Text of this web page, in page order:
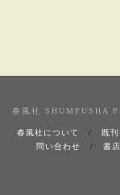
春風社 SHUMPUSHA
春風社について 既
問い合わせ
書